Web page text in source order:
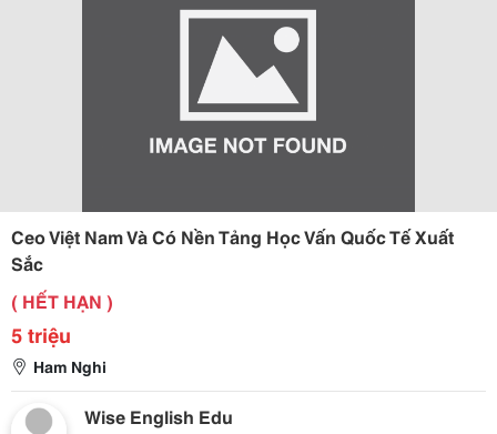
Ceo Việt Nam Và Có Nền Tảng Học Vấn Quốc Tế Xuất
Sắc
( HẾT HẠN )
5 triệu
Ham Nghi
Wise English Edu